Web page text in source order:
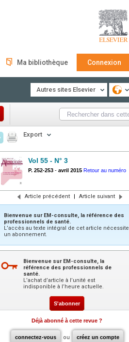
Ma bibliothèque Connexion
Autres sites Elsevier
Export
Vol 55 - N° 3
P. 252-253 - avril 2015 Retour au numéro
Article précédent | Article suivant
Bienvenue sur EM-consulte, la référence des
professionnels de santé.
L’accès au texte intégral de cet article nécessite
un abonnement.
Bienvenue sur EM-consulte, la
référence des professionnels de
santé.
L’achat d’article à l’unité est
indisponible à l’heure actuelle.
S'abonner
Déjà abonné à cette revue ?
connectez-vous ou créez un compte